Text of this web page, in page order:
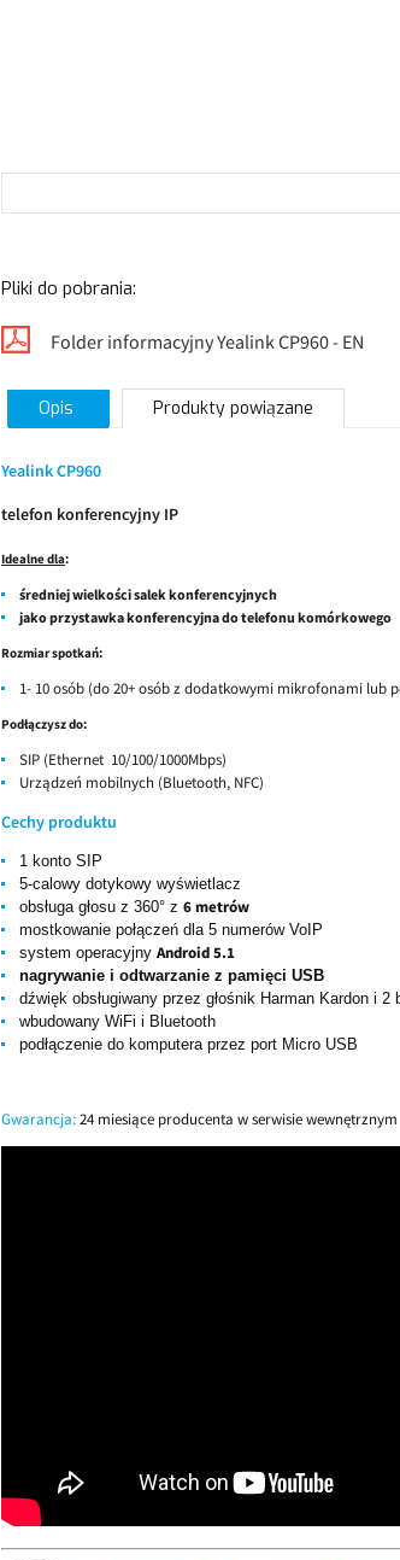
Pliki do pobrania:
Folder informacyjny Yealink CP960 - EN
Opis Produkty powiązane
Yealink CP960
telefon konferencyjny IP
Idealne dla:
średniej wielkości salek konferencyjnych
jako przystawka konferencyjna do telefonu komórkowego
Rozmiar spotkań:
1- 10 osób (do 20+ osób z dodatkowymi mikrofonami lub
Podłączysz do:
SIP (Ethernet 10/100/1000Mbps)
Urządzeń mobilnych (Bluetooth, NFC)
Cechy produktu
1 konto SIP
5-calowy dotykowy wyświetlacz
obsługa głosu z 360° z 6 metrów
mostkowanie połączeń dla 5 numerów VoIP
system operacyjny Android 5.1
nagrywanie i odtwarzanie z pamięci USB
dźwięk obsługiwany przez głośnik Harman Kardon i 2
wbudowany WiFi i Bluetooth
podłączenie do komputera przez port Micro USB
Gwarancja:24 miesiące producenta w serwisie wewnętrznym